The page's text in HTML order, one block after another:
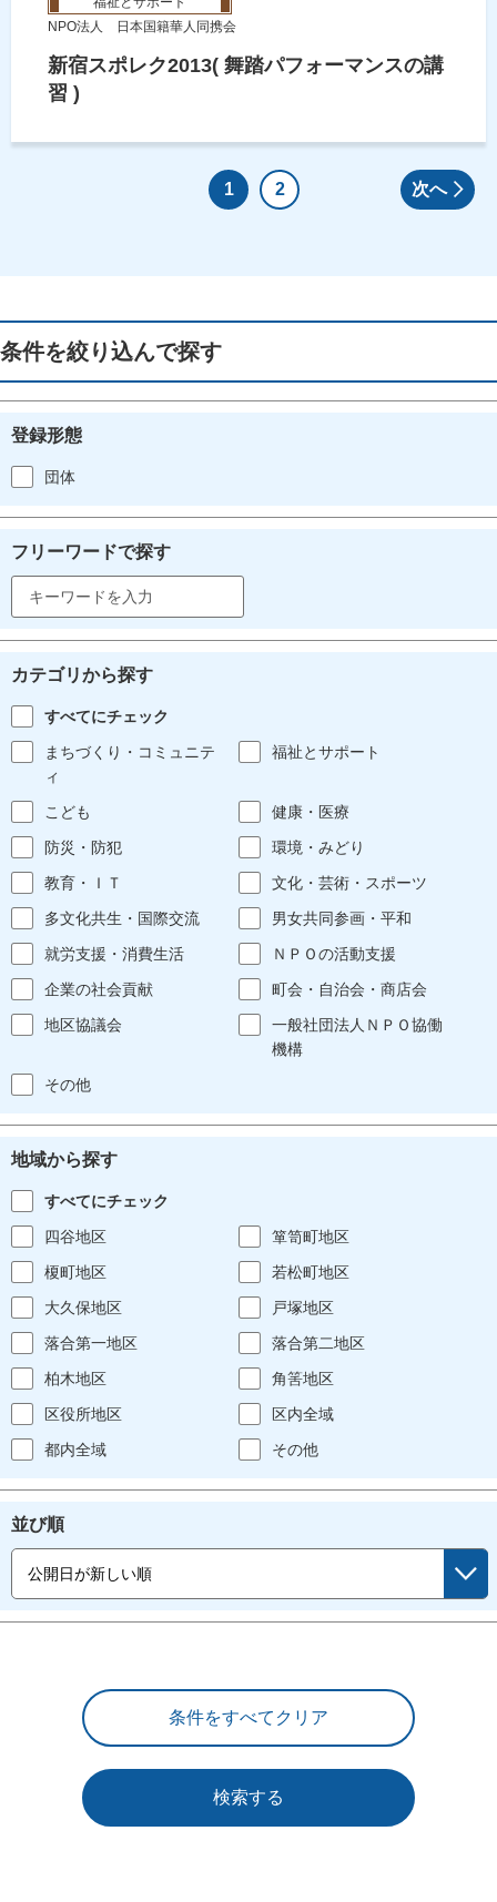
NPO法人 日本国籍華人同携会
新宿スポレク2013( 舞踏パフォーマンスの講
習 )
1 2 次へ
条件を絞り込んで探す
登録形態
団体
フリーワードで探す
カテゴリから探す
すべてにチェック
まちづくり・コミュニテ
ィ
福祉とサポート
こども
健康・医療
防災・防犯
環境・みどり
教育・ＩＴ
文化・芸術・スポーツ
多文化共生・国際交流
男女共同参画・平和
就労支援・消費生活
ＮＰＯの活動支援
企業の社会貢献
町会・自治会・商店会
地区協議会
一般社団法人ＮＰＯ協働
機構
その他
地域から探す
すべてにチェック
四谷地区
箪笥町地区
榎町地区
若松町地区
大久保地区
戸塚地区
落合第一地区
落合第二地区
柏木地区
角筈地区
区役所地区
区内全域
都内全域
その他
並び順
検索する